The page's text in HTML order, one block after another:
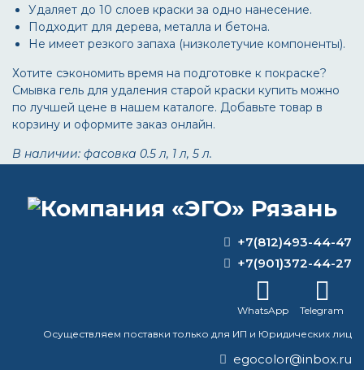
Удаляет до 10 слоев краски за одно нанесение.
Подходит для дерева, металла и бетона.
Не имеет резкого запаха (низколетучие компоненты).
Хотите сэкономить время на подготовке к покраске?
Смывка гель для удаления старой краски купить можно
по лучшей цене в нашем каталоге. Добавьте товар в
корзину и оформите заказ онлайн.
В наличии: фасовка 0.5 л, 1 л, 5 л.
ВОПРОС-ОТВЕТ
Чем можно развести термостойкую
+7(812)493-44-47
+7(901)372-44-27
WhatsApp
Telegram
Осуществляем поставки только для ИП и Юридических лиц
egocolor@inbox.ru